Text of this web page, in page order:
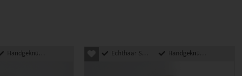
Handgeknüpft Echthaar Synthetik Mix Handgeknüpft